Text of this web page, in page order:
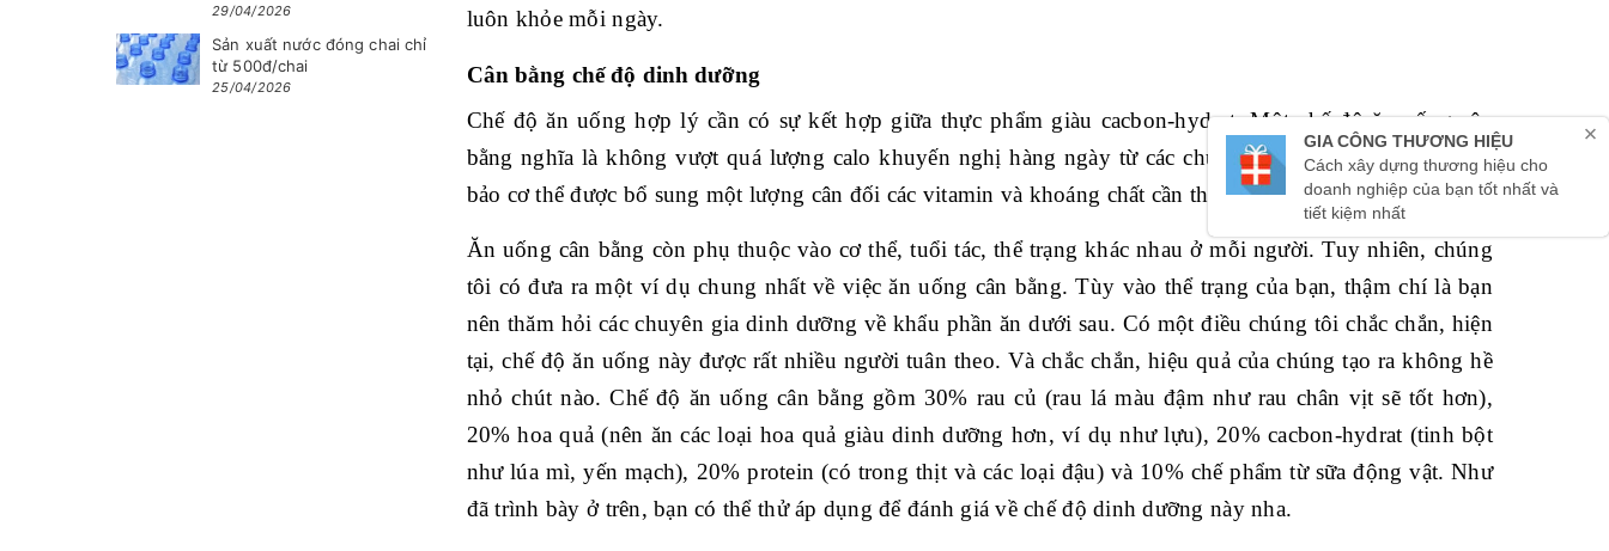
luôn khỏe mỗi ngày.
Cân bằng chế độ dinh dưỡng
Chế độ ăn uống hợp lý cần có sự kết hợp giữa thực phẩm giàu cacbon-hydrat. Một chế độ ăn uống cân
bằng nghĩa là không vượt quá lượng calo khuyến nghị hàng ngày từ các chuyên gia. Cách này giúp đảm
bảo cơ thể được bổ sung một lượng cân đối các vitamin và khoáng chất cần thiết để luôn khỏe mạnh.
Ăn uống cân bằng còn phụ thuộc vào cơ thể, tuổi tác, thể trạng khác nhau ở mỗi người. Tuy nhiên, chúng
tôi có đưa ra một ví dụ chung nhất về việc ăn uống cân bằng. Tùy vào thể trạng của bạn, thậm chí là bạn
nên thăm hỏi các chuyên gia dinh dưỡng về khẩu phần ăn dưới sau. Có một điều chúng tôi chắc chắn, hiện
tại, chế độ ăn uống này được rất nhiều người tuân theo. Và chắc chắn, hiệu quả của chúng tạo ra không hề
nhỏ chút nào. Chế độ ăn uống cân bằng gồm 30% rau củ (rau lá màu đậm như rau chân vịt sẽ tốt hơn),
20% hoa quả (nên ăn các loại hoa quả giàu dinh dưỡng hơn, ví dụ như lựu), 20% cacbon-hydrat (tinh bột
như lúa mì, yến mạch), 20% protein (có trong thịt và các loại đậu) và 10% chế phẩm từ sữa động vật. Như
đã trình bày ở trên, bạn có thể thử áp dụng để đánh giá về chế độ dinh dưỡng này nha.
29/04/2026
Sản xuất nước đóng chai chỉ
từ 500đ/chai
25/04/2026